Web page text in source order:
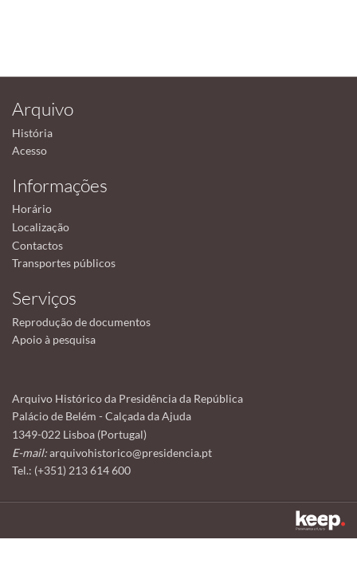
Arquivo
História
Acesso
Informações
Horário
Localização
Contactos
Transportes públicos
Serviços
Reprodução de documentos
Apoio à pesquisa
Arquivo Histórico da Presidência da República
Palácio de Belém - Calçada da Ajuda
1349-022 Lisboa (Portugal)
E-mail:arquivohistorico@presidencia.pt
Tel.: (+351) 213 614 600